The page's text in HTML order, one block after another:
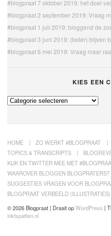
#blogpraat 7 oktober 2019: het doel
#blogpraat 2 september 2019: Vraag
#blogpraat 1 juli 2019: bloggend de
#blogpraat 3 juni 2019: (beter) blijven
#blogpraat 6 mei 2019: Vraag maar
KIES EEN
Kies
een
HOME ZO WERKT #BLOGPRAAT
TOPICS & TRANSCRIPTS
KIJK EN TWITTER MEE MET
WAAROVER BLOGGEN BLOGPRATERS?
SUGGESTIES VRAGEN VOOR
BLOGPRAAT VERBEELD (ILLUSTRATIES)
© 2026 Blogpraat | Draait opWordPress |
inktspatten.nl